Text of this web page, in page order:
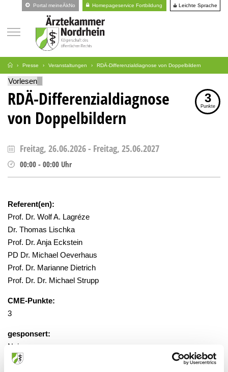
Portal meineÄkNo Homepageservice Fortbildung Leichte Sprache
Presse Veranstaltungen RDÄ-Differenzialdiagnose von Doppelbildern
Vorlesen
RDÄ-Differenzialdiagnose
von Doppelbildern
3
Punkte
Freitag, 26.06.2026- Freitag, 25.06.2027
00:00 - 00:00 Uhr
Referent(en):
Prof. Dr. Wolf A. Lagréze
Dr. Thomas Lischka
Prof. Dr. Anja Eckstein
PD Dr. Michael Oeverhaus
Prof. Dr. Marianne Dietrich
Prof. Dr. Dr. Michael Strupp
CME-Punkte:
3
gesponsert:
Nein